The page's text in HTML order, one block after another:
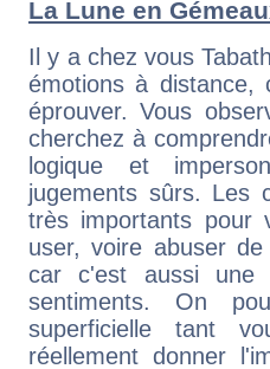
La Lune en
Il y a chez vous
émotions à
éprouver. Vous
cherchez à
logique et
jugements sûrs. Les
très importants pour
user, voire abuser
car c'est aussi une
sentiments. On
superficielle tant
réellement donner